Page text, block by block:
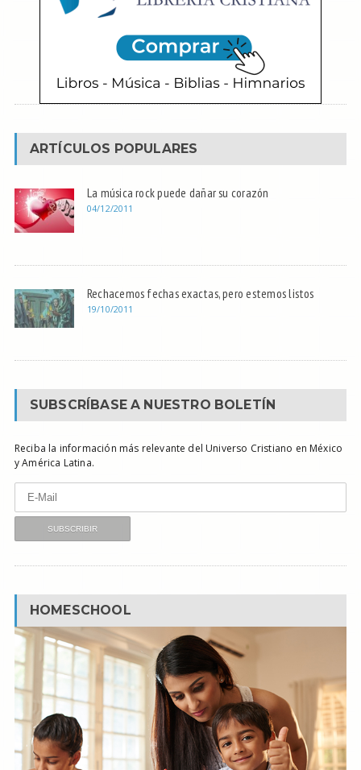
ARTÍCULOS POPULARES
La música rock puede dañar su corazón
04/12/2011
Rechacemos fechas exactas, pero estemos listos
19/10/2011
SUBSCRÍBASE A NUESTRO BOLETÍN
Reciba la información más relevante del Universo Cristiano en México
y América Latina.
HOMESCHOOL